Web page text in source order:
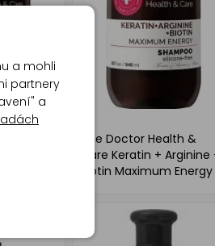
The Doctor Health &
Care Keratin + Arginine
Biotin Maximum Energy
a mohli
partnery
a